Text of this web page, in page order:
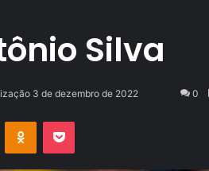
Silva
3 de dezembro de 2022 0
OK Pocket